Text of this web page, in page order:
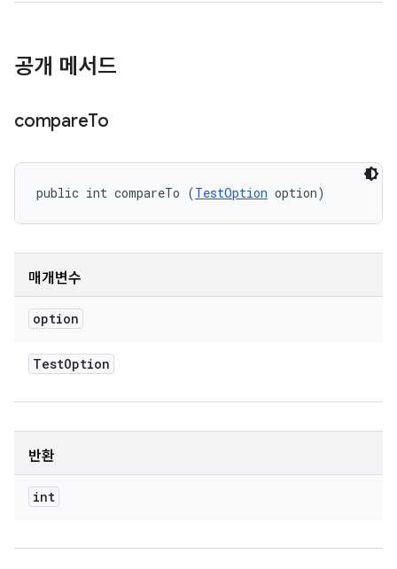
공개 메서드
compareTo
public int compareTo (TestOption option)
매개변수
option
TestOption
반환
int